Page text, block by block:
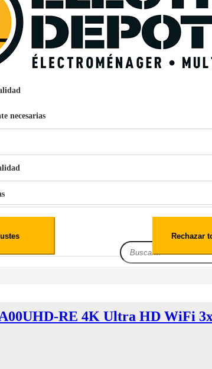
1,1L Limpia Sofás Alfombras Coche SP3
159€ 96
Pago aplazos
EcoTank EPSON ET-2861
RE 4K Ultra HD WiFi
necesarias
Rechazar